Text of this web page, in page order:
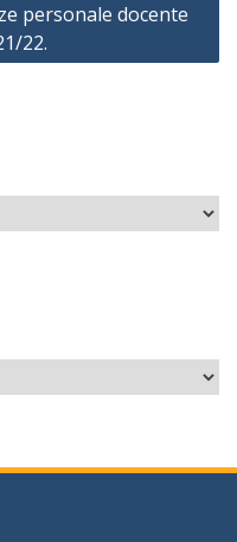
personale docente
22.